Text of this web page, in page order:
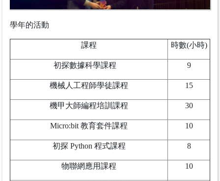
學年的活動
課程 時數(小時)
初探數據科學課程 9
機械人工程師學徒課程 15
機甲大師編程培訓課程 30
Micro:bit 教育套件課程 10
初探 Python 程式課程 8
物聯網應用課程 10